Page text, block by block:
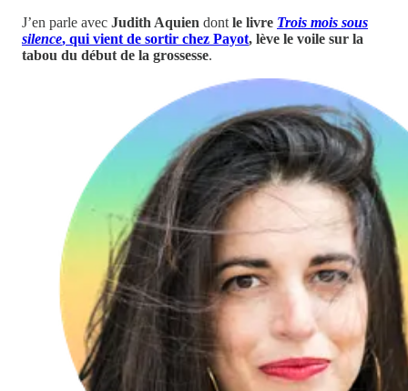
J’en parle avec Judith Aquien dont le livre Trois mois sous
silence, qui vient de sortir chez Payot, lève le voile sur la
tabou du début de la grossesse.